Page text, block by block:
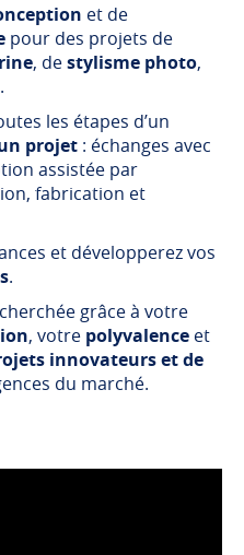
et de
pour des projets de
, destylisme photo,
les étapes d’un
projet : échanges avec
assistée par
fabrication et
et développerez vos
.
grâce à votre
, votre polyvalence et
innovateurs et de
du marché.